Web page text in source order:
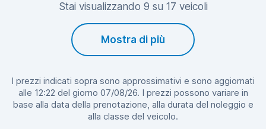
Stai visualizzando 9 su 17 veicoli
Mostra di più
I prezzi indicati sopra sono approssimativi e sono aggiornati
alle 12:22 del giorno 07/08/26. I prezzi possono variare in
base alla data della prenotazione, alla durata del noleggio e
alla classe del veicolo.